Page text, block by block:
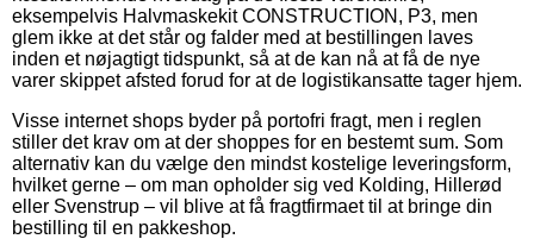
eksempelvis Halvmaskekit CONSTRUCTION, P3, men
glem ikke at det står og falder med at bestillingen laves
inden et nøjagtigt tidspunkt, så at de kan nå at få de nye
varer skippet afsted forud for at de logistikansatte tager hjem.
Visse internet shops byder på portofri fragt, men i reglen
stiller det krav om at der shoppes for en bestemt sum. Som
alternativ kan du vælge den mindst kostelige leveringsform,
hvilket gerne – om man opholder sig ved Kolding, Hillerød
eller Svenstrup – vil blive at få fragtfirmaet til at bringe din
bestilling til en pakkeshop.